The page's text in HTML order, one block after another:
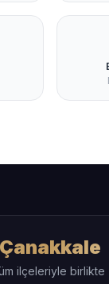
Çanakkale
ilçeleriyle birlikte